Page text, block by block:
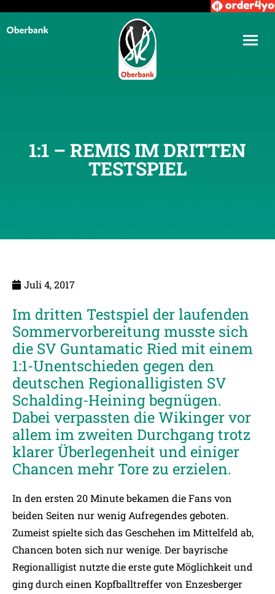
1:1 – REMIS IM DRITTEN
TESTSPIEL
Juli 4, 2017
Im dritten Testspiel der laufenden
Sommervorbereitung musste sich
die SV Guntamatic Ried mit einem
1:1-Unentschieden gegen den
deutschen Regionalligisten SV
Schalding-Heining begnügen.
Dabei verpassten die Wikinger vor
allem im zweiten Durchgang trotz
klarer Überlegenheit und einiger
Chancen mehr Tore zu erzielen.
In den ersten 20 Minute bekamen die Fans von
beiden Seiten nur wenig Aufregendes geboten.
Zumeist spielte sich das Geschehen im Mittelfeld ab,
Chancen boten sich nur wenige. Der bayrische
Regionalligist nutzte die erste gute Möglichkeit und
ging durch einen Kopfballtreffer von Enzesberger